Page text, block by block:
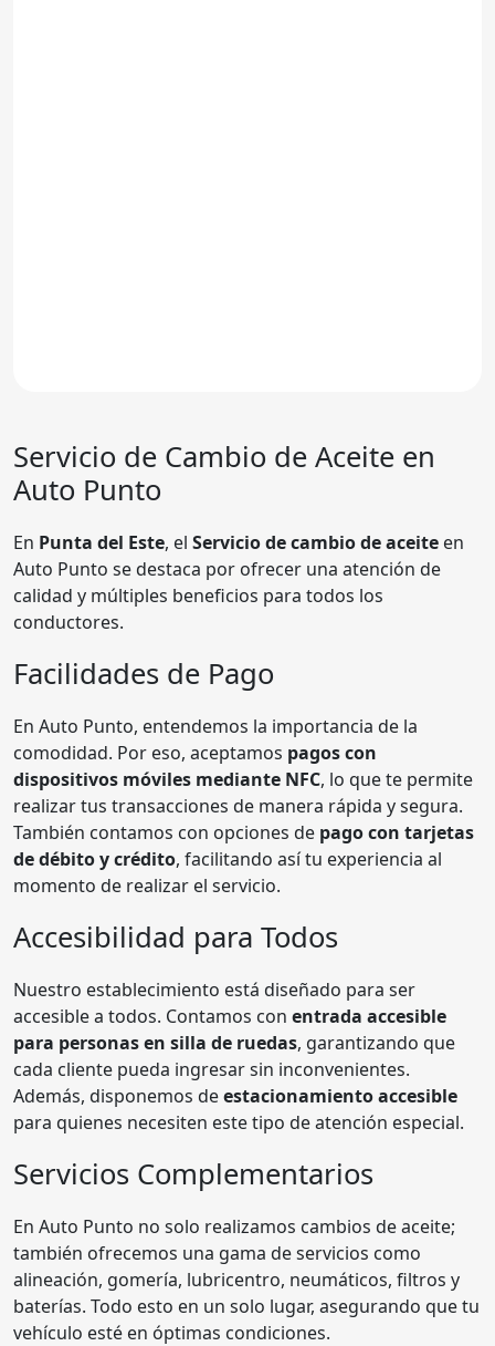
Servicio de Cambio de Aceite en
Auto Punto
En Punta del Este, el Servicio de cambio de aceite en
Auto Punto se destaca por ofrecer una atención de
calidad y múltiples beneficios para todos los
conductores.
Facilidades de Pago
En Auto Punto, entendemos la importancia de la
comodidad. Por eso, aceptamos pagos con
dispositivos móviles mediante NFC, lo que te permite
realizar tus transacciones de manera rápida y segura.
También contamos con opciones de pago con tarjetas
de débito y crédito, facilitando así tu experiencia al
momento de realizar el servicio.
Accesibilidad para Todos
Nuestro establecimiento está diseñado para ser
accesible a todos. Contamos con entrada accesible
para personas en silla de ruedas, garantizando que
cada cliente pueda ingresar sin inconvenientes.
Además, disponemos deestacionamiento accesible
para quienes necesiten este tipo de atención especial.
Servicios Complementarios
En Auto Punto no solo realizamos cambios de aceite;
también ofrecemos una gama de servicios como
alineación, gomería, lubricentro, neumáticos, filtros y
baterías. Todo esto en un solo lugar, asegurando que tu
vehículo esté en óptimas condiciones.